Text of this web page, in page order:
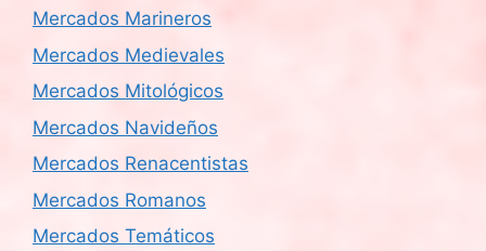
Mercados Marineros
Mercados Medievales
Mercados Mitológicos
Mercados Navideños
Mercados Renacentistas
Mercados Romanos
Mercados Temáticos